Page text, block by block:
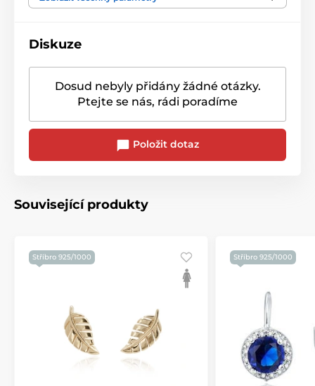
Diskuze
Dosud nebyly přidány žádné otázky.
Ptejte se nás, rádi poradíme
Položit dotaz
Související produkty
Stříbro 925/1000 Stříbro 925/1000